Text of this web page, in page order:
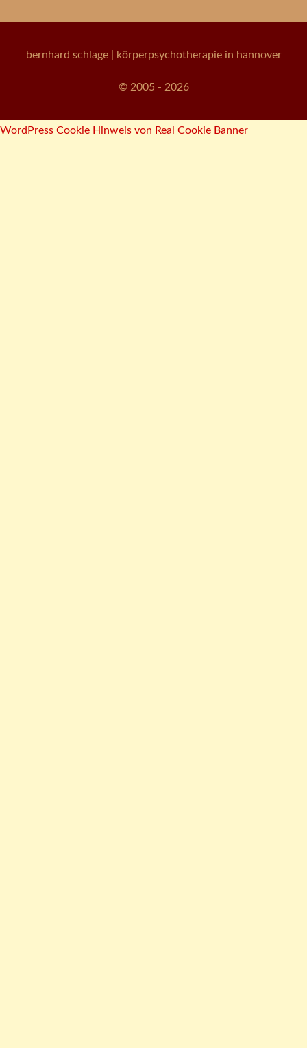
bernhard schlage| körperpsychotherapie in hannover
© 2005 - 2026
WordPress Cookie Hinweis von Real Cookie Banner